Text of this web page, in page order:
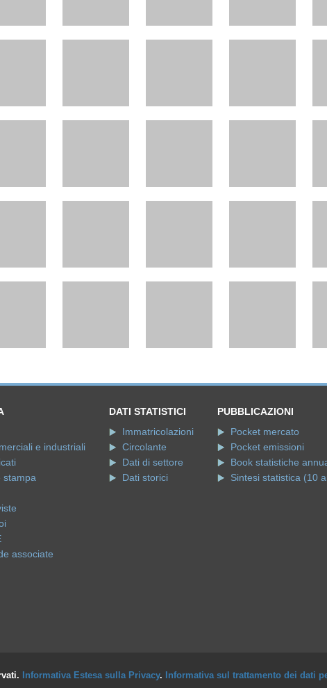
e industriali
stampa
associate
DATI STATISTICI
Immatricolazioni
Circolante
Dati di settore
Dati storici
PUBBLICAZIONI
Pocket mercato
Pocket emissioni
Book statistiche
Sintesi statistica (10
Informativa Estesa sulla Privacy. Informativa sul trattamento dei dati